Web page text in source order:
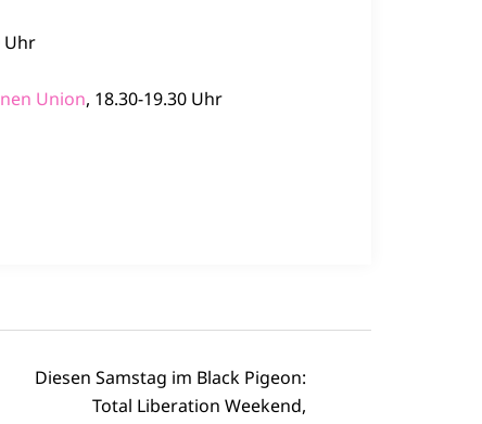
Uhr
Union, 18.30-19.30 Uhr
Diesen Samstag im Black Pigeon:
Total Liberation Weekend,